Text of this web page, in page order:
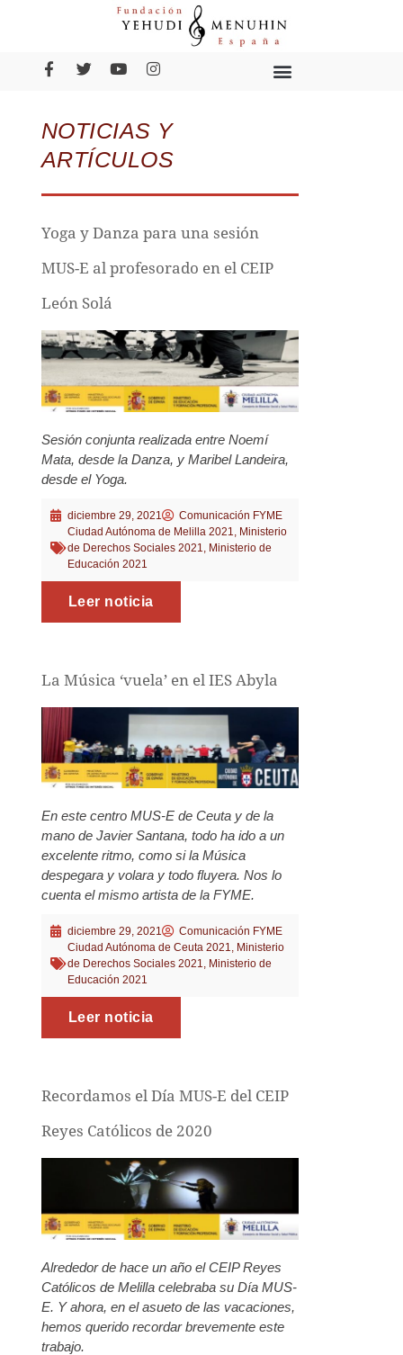
NOTICIAS Y
ARTÍCULOS
Yoga y Danza para una sesión
MUS-E al profesorado en el CEIP
León Solá
Sesión conjunta realizada entre Noemí
Mata, desde la Danza, y Maribel Landeira,
desde el Yoga.
diciembre 29, 2021
Comunicación FYME
Ciudad Autónoma de Melilla 2021
Ministerio
de Derechos Sociales 2021
Ministerio de
Educación 2021
Leer noticia
La Música ‘vuela’ en el IES Abyla
En este centro MUS-E de Ceuta y de la
mano de Javier Santana, todo ha ido a un
excelente ritmo, como si la Música
despegara y volara y todo fluyera. Nos lo
cuenta el mismo artista de la FYME.
diciembre 29, 2021
Comunicación FYME
Ciudad Autónoma de Ceuta 2021, Ministerio
de Derechos Sociales 2021, Ministerio de
Educación 2021
Leer noticia
Recordamos el Día MUS-E del CEIP
Reyes Católicos de 2020
Alrededor de hace un año el CEIP Reyes
Católicos de Melilla celebraba su Día MUS-
E. Y ahora, en el asueto de las vacaciones,
hemos querido recordar brevemente este
trabajo.